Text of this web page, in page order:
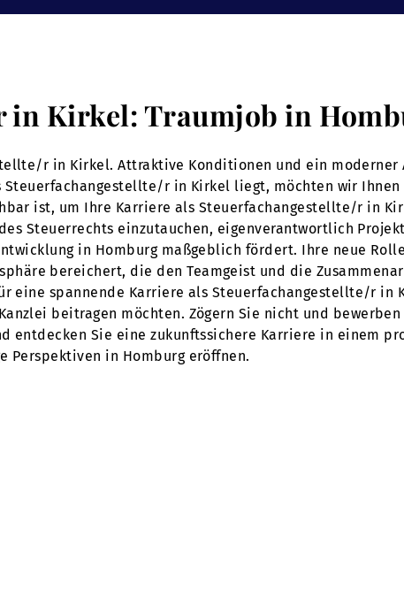
in Kirkel: Traumjob in
r in Kirkel. Attraktive Konditionen und ein
r in Kirkel liegt, möchten wir
ist, um Ihre Karriere als Steuerfachangestellte/r in
Steuerrechts einzutauchen, eigenverantwortlich
in Homburg maßgeblich fördert. Ihre neue
bereichert, die den Teamgeist und die
eine spannende Karriere als Steuerfachangestellte/r in
beitragen möchten. Zögern Sie nicht und
entdecken Sie eine zukunftssichere Karriere in einem
Perspektiven in Homburg eröffnen.